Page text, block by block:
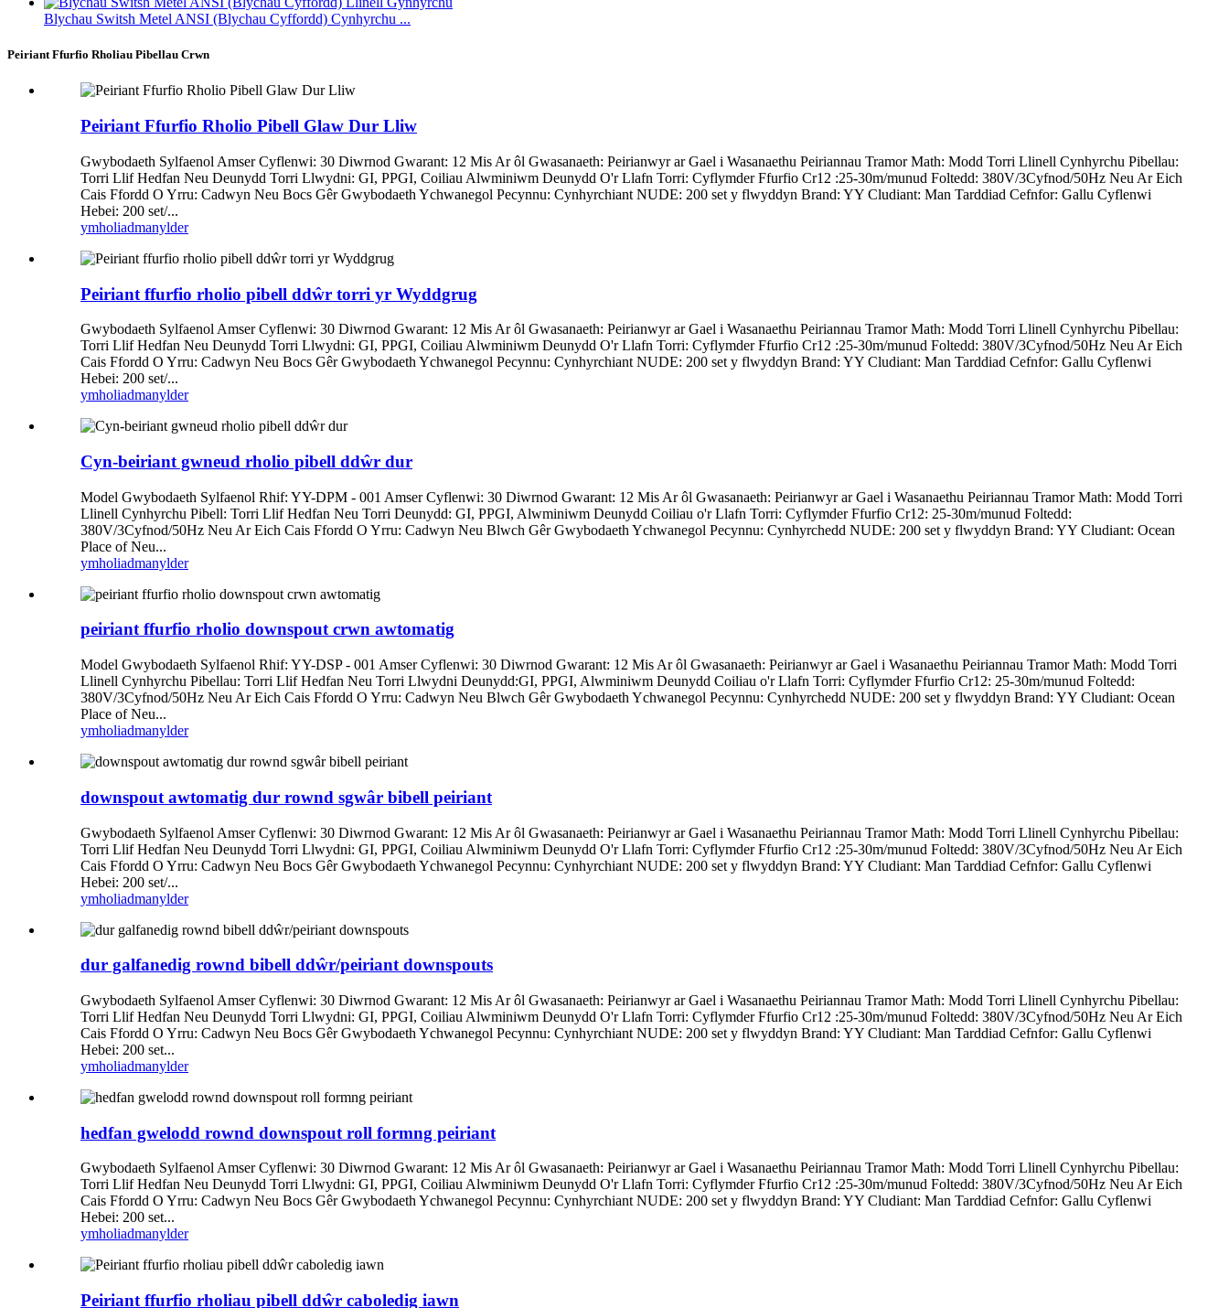
Blychau Switsh Metel ANSI (Blychau Cyffordd) Cynhyrchu ...
Peiriant Ffurfio Rholiau Pibellau Crwn
Peiriant Ffurfio Rholio Pibell Glaw Dur Lliw
Gwybodaeth Sylfaenol Amser Cyflenwi: 30 Diwrnod Gwarant: 12 Mis Ar ôl Gwasanaeth: Peirianwyr ar Gael i Wasanaethu Peiriannau Tramor Math: Modd Torri Llinell Cynhyrchu Pibellau:
Torri Llif Hedfan Neu Deunydd Torri Llwydni: GI, PPGI, Coiliau Alwminiwm Deunydd O'r Llafn Torri: Cyflymder Ffurfio Cr12 :25-30m/munud Foltedd: 380V/3Cyfnod/50Hz Neu Ar Eich
Cais Ffordd O Yrru: Cadwyn Neu Bocs Gêr Gwybodaeth Ychwanegol Pecynnu: Cynhyrchiant NUDE: 200 set y flwyddyn Brand: YY Cludiant: Man Tarddiad Cefnfor: Gallu Cyflenwi
Hebei: 200 set/...
ymholiadmanylder
Peiriant ffurfio rholio pibell ddŵr torri yr Wyddgrug
Gwybodaeth Sylfaenol Amser Cyflenwi: 30 Diwrnod Gwarant: 12 Mis Ar ôl Gwasanaeth: Peirianwyr ar Gael i Wasanaethu Peiriannau Tramor Math: Modd Torri Llinell Cynhyrchu Pibellau:
Torri Llif Hedfan Neu Deunydd Torri Llwydni: GI, PPGI, Coiliau Alwminiwm Deunydd O'r Llafn Torri: Cyflymder Ffurfio Cr12 :25-30m/munud Foltedd: 380V/3Cyfnod/50Hz Neu Ar Eich
Cais Ffordd O Yrru: Cadwyn Neu Bocs Gêr Gwybodaeth Ychwanegol Pecynnu: Cynhyrchiant NUDE: 200 set y flwyddyn Brand: YY Cludiant: Man Tarddiad Cefnfor: Gallu Cyflenwi
Hebei: 200 set/...
ymholiadmanylder
Cyn-beiriant gwneud rholio pibell ddŵr dur
Model Gwybodaeth Sylfaenol Rhif: YY-DPM - 001 Amser Cyflenwi: 30 Diwrnod Gwarant: 12 Mis Ar ôl Gwasanaeth: Peirianwyr ar Gael i Wasanaethu Peiriannau Tramor Math: Modd Torri
Llinell Cynhyrchu Pibell: Torri Llif Hedfan Neu Torri Deunydd: GI, PPGI, Alwminiwm Deunydd Coiliau o'r Llafn Torri: Cyflymder Ffurfio Cr12: 25-30m/munud Foltedd:
380V/3Cyfnod/50Hz Neu Ar Eich Cais Ffordd O Yrru: Cadwyn Neu Blwch Gêr Gwybodaeth Ychwanegol Pecynnu: Cynhyrchedd NUDE: 200 set y flwyddyn Brand: YY Cludiant: Ocean
Place of Neu...
ymholiadmanylder
peiriant ffurfio rholio downspout crwn awtomatig
Model Gwybodaeth Sylfaenol Rhif: YY-DSP - 001 Amser Cyflenwi: 30 Diwrnod Gwarant: 12 Mis Ar ôl Gwasanaeth: Peirianwyr ar Gael i Wasanaethu Peiriannau Tramor Math: Modd Torri
Llinell Cynhyrchu Pibellau: Torri Llif Hedfan Neu Torri Llwydni Deunydd:GI, PPGI, Alwminiwm Deunydd Coiliau o'r Llafn Torri: Cyflymder Ffurfio Cr12: 25-30m/munud Foltedd:
380V/3Cyfnod/50Hz Neu Ar Eich Cais Ffordd O Yrru: Cadwyn Neu Blwch Gêr Gwybodaeth Ychwanegol Pecynnu: Cynhyrchedd NUDE: 200 set y flwyddyn Brand: YY Cludiant: Ocean
Place of Neu...
ymholiadmanylder
downspout awtomatig dur rownd sgwâr bibell peiriant
Gwybodaeth Sylfaenol Amser Cyflenwi: 30 Diwrnod Gwarant: 12 Mis Ar ôl Gwasanaeth: Peirianwyr ar Gael i Wasanaethu Peiriannau Tramor Math: Modd Torri Llinell Cynhyrchu Pibellau:
Torri Llif Hedfan Neu Deunydd Torri Llwydni: GI, PPGI, Coiliau Alwminiwm Deunydd O'r Llafn Torri: Cyflymder Ffurfio Cr12 :25-30m/munud Foltedd: 380V/3Cyfnod/50Hz Neu Ar Eich
Cais Ffordd O Yrru: Cadwyn Neu Bocs Gêr Gwybodaeth Ychwanegol Pecynnu: Cynhyrchiant NUDE: 200 set y flwyddyn Brand: YY Cludiant: Man Tarddiad Cefnfor: Gallu Cyflenwi
Hebei: 200 set/...
ymholiadmanylder
dur galfanedig rownd bibell ddŵr/peiriant downspouts
Gwybodaeth Sylfaenol Amser Cyflenwi: 30 Diwrnod Gwarant: 12 Mis Ar ôl Gwasanaeth: Peirianwyr ar Gael i Wasanaethu Peiriannau Tramor Math: Modd Torri Llinell Cynhyrchu Pibellau:
Torri Llif Hedfan Neu Deunydd Torri Llwydni: GI, PPGI, Coiliau Alwminiwm Deunydd O'r Llafn Torri: Cyflymder Ffurfio Cr12 :25-30m/munud Foltedd: 380V/3Cyfnod/50Hz Neu Ar Eich
Cais Ffordd O Yrru: Cadwyn Neu Bocs Gêr Gwybodaeth Ychwanegol Pecynnu: Cynhyrchiant NUDE: 200 set y flwyddyn Brand: YY Cludiant: Man Tarddiad Cefnfor: Gallu Cyflenwi
Hebei: 200 set...
ymholiadmanylder
hedfan gwelodd rownd downspout roll formng peiriant
Gwybodaeth Sylfaenol Amser Cyflenwi: 30 Diwrnod Gwarant: 12 Mis Ar ôl Gwasanaeth: Peirianwyr ar Gael i Wasanaethu Peiriannau Tramor Math: Modd Torri Llinell Cynhyrchu Pibellau:
Torri Llif Hedfan Neu Deunydd Torri Llwydni: GI, PPGI, Coiliau Alwminiwm Deunydd O'r Llafn Torri: Cyflymder Ffurfio Cr12 :25-30m/munud Foltedd: 380V/3Cyfnod/50Hz Neu Ar Eich
Cais Ffordd O Yrru: Cadwyn Neu Bocs Gêr Gwybodaeth Ychwanegol Pecynnu: Cynhyrchiant NUDE: 200 set y flwyddyn Brand: YY Cludiant: Man Tarddiad Cefnfor: Gallu Cyflenwi
Hebei: 200 set...
ymholiadmanylder
Peiriant ffurfio rholiau pibell ddŵr caboledig iawn